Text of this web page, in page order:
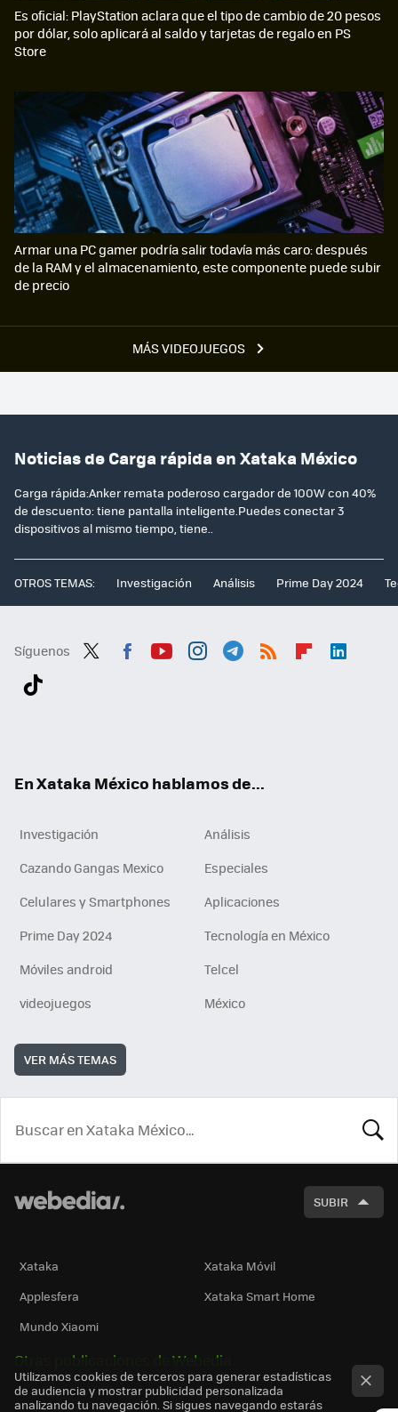
MÁS VIDEOJUEGOS
Es oficial: PlayStation aclara que el tipo de cambio de 20 pesos
por dólar, solo aplicará al saldo y tarjetas de regalo en PS
Store
Armar una PC gamer podría salir todavía más caro: después
de la RAM y el almacenamiento, este componente puede subir
de precio
Noticias de Carga rápida en Xataka México
Carga rápida:Anker remata poderoso cargador de 100W con 40%
de descuento: tiene pantalla inteligente.Puedes conectar 3
dispositivos al mismo tiempo, tiene..
OTROS TEMAS: Investigación Análisis Prime Day 2024
Síguenos
En Xataka México hablamos de...
Investigación
Análisis
Cazando Gangas Mexico
Especiales
Celulares y Smartphones
Aplicaciones
Prime Day 2024
Tecnología en México
Móviles android
Telcel
videojuegos
México
VER MÁS TEMAS
SUBIR
Xataka
Xataka Móvil
Applesfera
Xataka Smart Home
Mundo Xiaomi
Otras publicaciones de Webedia
Utilizamos cookies de terceros para generar estadísticas
de audiencia y mostrar publicidad personalizada
analizando tu navegación. Si sigues navegando estarás